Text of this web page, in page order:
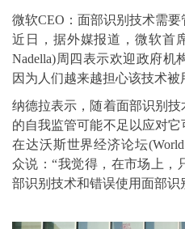
微软CEO：面部识别技术需要
近日，据外媒报道，微软首
Nadella)周四表示欢迎政府机
因为人们越来越担心该技术被
纳德拉表示，随着面部识别
的自我监管可能不足以应对
在达沃斯世界经济论坛
众说：“我觉得，在市场上，
部识别技术和错误使用面部识